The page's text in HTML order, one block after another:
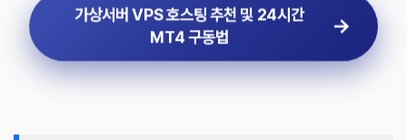
가상서버 VPS 호스팅 추천 및 24시간
MT4 구동법